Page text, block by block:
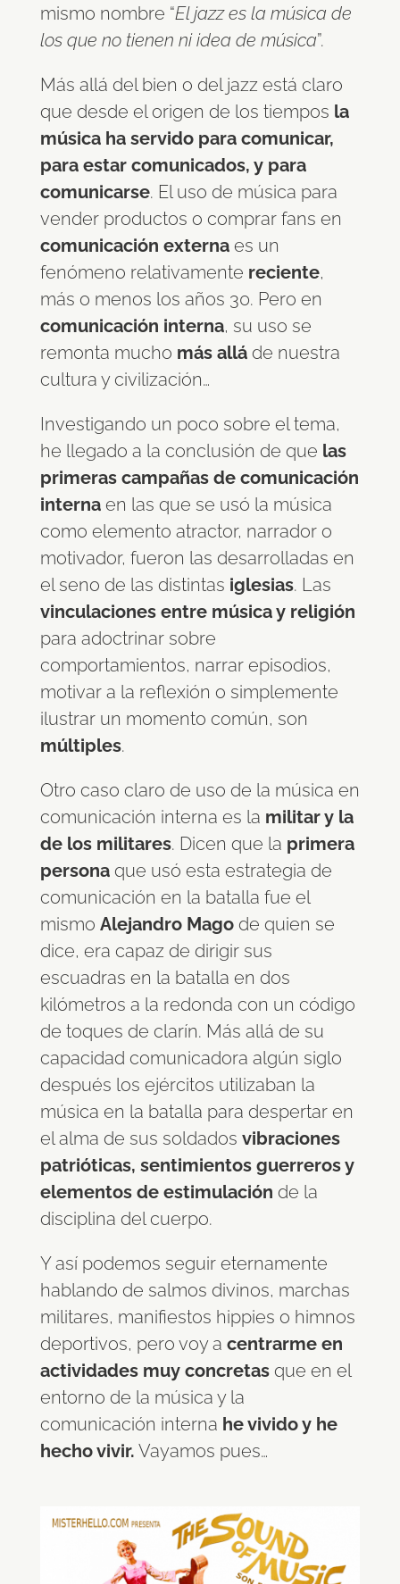
mismo nombre “El jazz es la música de
los que no tienen ni idea de música”.
Más allá del bien o del jazz está claro
que desde el origen de los tiempos la
música ha servido para comunicar,
para estar comunicados, y para
comunicarse. El uso de música para
vender productos o comprar fans en
comunicación externaes un
fenómeno relativamente reciente,
más o menos los años 30. Pero en
comunicación interna, su uso se
remonta mucho más alláde nuestra
cultura y civilización…
Investigando un poco sobre el tema,
he llegado a la conclusión de que las
primeras campañas de comunicación
internaen las que se usó la música
como elemento atractor, narrador o
motivador, fueron las desarrolladas en
el seno de las distintas iglesias. Las
vinculaciones entre música y religión
para adoctrinar sobre
comportamientos, narrar episodios,
motivar a la reflexión o simplemente
ilustrar un momento común, son
múltiples.
Otro caso claro de uso de la música en
comunicación interna es la militar y la
de los militares. Dicen que la primera
personaque usó esta estrategia de
comunicación en la batalla fue el
mismo Alejandro Magode quien se
dice, era capaz de dirigir sus
escuadras en la batalla en dos
kilómetros a la redonda con un código
de toques de clarín. Más allá de su
capacidad comunicadora algún siglo
después los ejércitos utilizaban la
música en la batalla para despertar en
el alma de sus soldados vibraciones
patrióticas, sentimientos guerreros y
elementos de estimulación de la
disciplina del cuerpo.
Y así podemos seguir eternamente
hablando de salmos divinos, marchas
militares, manifiestos hippies o himnos
deportivos, pero voy a centrarme en
actividades muy concretasque en el
entorno de la música y la
comunicación interna he vivido y he
hecho vivir. Vayamos pues…